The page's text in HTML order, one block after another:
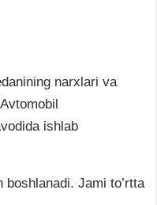
narxlari va
ishlab
boshlanadi. Jami to’rtta